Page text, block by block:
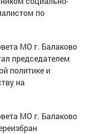
по
МО г. Балаково
председателем
политике и
на
МО г. Балаково